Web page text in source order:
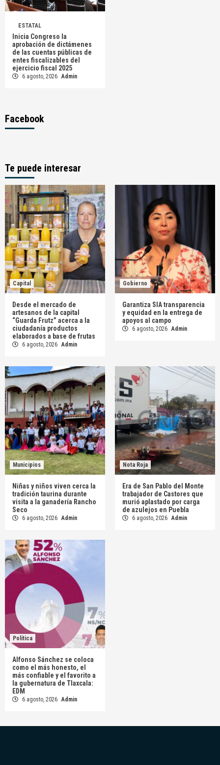
ESTATAL
Inicia Congreso la
aprobación de dictámenes
de las cuentas públicas de
entes fiscalizables del
ejercicio fiscal 2025
6 agosto, 2026 Admin
Facebook
Te puede interesar
Capital
Desde el mercado de
artesanos de la capital
“Guarda Frutz” acerca a la
ciudadanía productos
elaborados a base de frutas
6 agosto, 2026 Admin
Gobierno
Garantiza SIA transparencia
y equidad en la entrega de
apoyos al campo
6 agosto, 2026 Admin
Municipios
Niñas y niños viven cerca la
tradición taurina durante
visita a la ganadería Rancho
Seco
6 agosto, 2026 Admin
Nota Roja
Era de San Pablo del Monte
trabajador de Castores que
murió aplastado por carga
de azulejos en Puebla
6 agosto, 2026 Admin
Política
Alfonso Sánchez se coloca
como el más honesto, el
más confiable y el favorito a
la gubernatura de Tlaxcala:
EDM
6 agosto, 2026 Admin